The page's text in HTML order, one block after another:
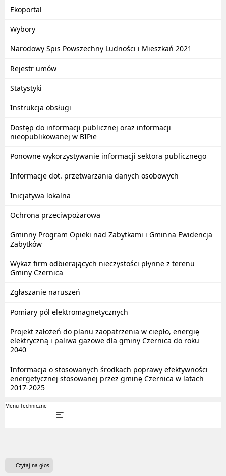
Ekoportal
Wybory
Narodowy Spis Powszechny Ludności i Mieszkań 2021
Rejestr umów
Statystyki
Instrukcja obsługi
Dostęp do informacji publicznej oraz informacji
nieopublikowanej w BIPie
Ponowne wykorzystywanie informacji sektora publicznego
Informacje dot. przetwarzania danych osobowych
Inicjatywa lokalna
Ochrona przeciwpożarowa
Gminny Program Opieki nad Zabytkami i Gminna Ewidencja
Zabytków
Wykaz firm odbierających nieczystości płynne z terenu
Gminy Czernica
Zgłaszanie naruszeń
Pomiary pól elektromagnetycznych
Projekt założeń do planu zaopatrzenia w ciepło, energię
elektryczną i paliwa gazowe dla gminy Czernica do roku
2040
Informacja o stosowanych środkach poprawy efektywności
energetycznej stosowanej przez gminę Czernica w latach
2017-2025
Menu Techniczne
Czytaj na głos